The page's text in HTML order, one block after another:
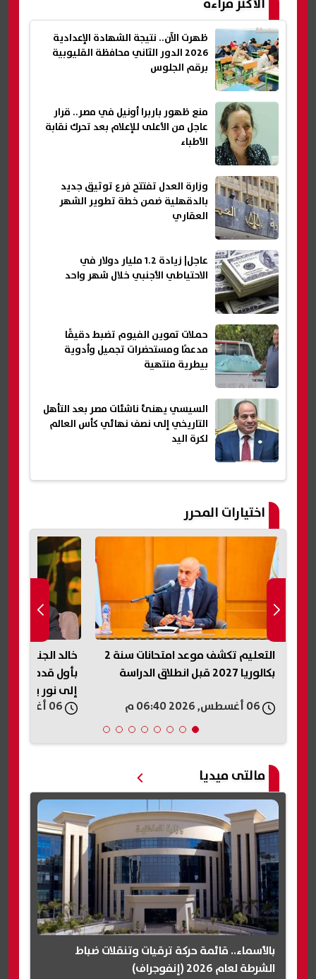
الأكثر قراءة
ظهرت الآن.. نتيجة الشهادة الإعدادية
2026 الدور الثاني محافظة القليوبية
برقم الجلوس
منع ظهور باربرا أونيل في مصر.. قرار
عاجل من الأعلى للإعلام بعد تحرك نقابة
الأطباء
وزارة العدل تفتتح فرع توثيق جديد
بالدقهلية ضمن خطة تطوير الشهر
العقاري
عاجل| زيادة 1.2 مليار دولار في
الاحتياطي الأجنبي خلال شهر واحد
حملات تموين الفيوم تضبط دقيقًا
مدعمًا ومستحضرات تجميل وأدوية
بيطرية منتهية
السيسي يهنئ ناشئات مصر بعد التأهل
التاريخي إلى نصف نهائي كأس العالم
لكرة اليد
اختيارات المحرر
التعليم تكشف موعد امتحانات سنة 2
بكالوريا 2027 قبل انطلاق الدراسة
خالد الجندي:
بأول قدم في
إلى نور يوم
مالتى ميديا
بالأسماء.. قائمة حركة ترقيات وتنقلات ضباط
الشرطة لعام 2026 (إنفوجراف)